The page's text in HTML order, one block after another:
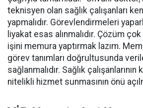
teknisyen olan sağlık çalışanları
yapmalıdır. Görevlendirmeleri
liyakat esas alınmalıdır. Çözüm
işini memura yaptırmak lazım.
görev tanımları doğrultusunda
sağlanmalıdır. Sağlık çalışanlarının
nitelikli hizmet sunmasının önü